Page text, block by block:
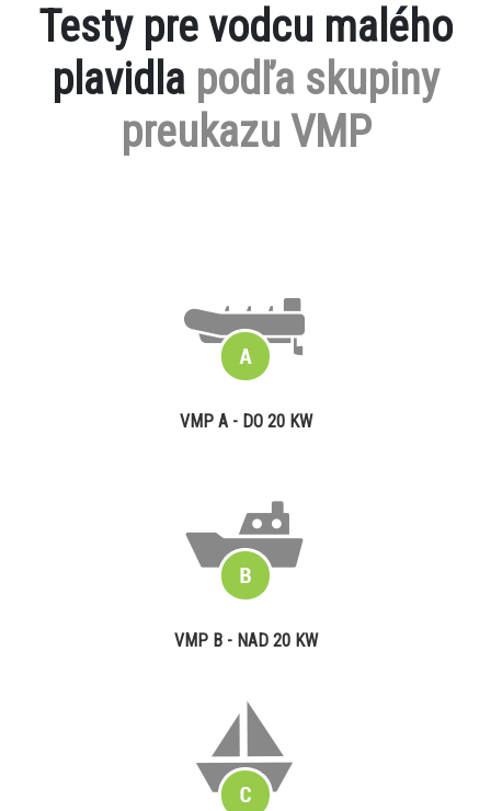
Testy pre vodcu malého
plavidla podľa skupiny
preukazu VMP
VMP A - DO 20 KW
VMP B - NAD 20 KW